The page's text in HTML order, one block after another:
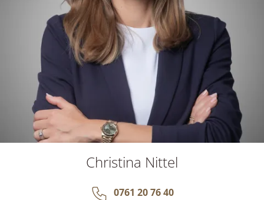
Christina Nittel
0761 20 76 40